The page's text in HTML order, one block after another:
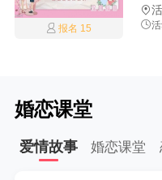
报名 15
友
婚恋课堂
爱情故事 婚恋课堂